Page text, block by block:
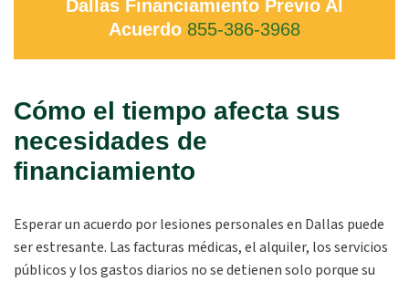
Dallas Financiamiento Previo Al
Acuerdo 855-386-3968
Cómo el tiempo afecta sus
necesidades de
financiamiento
Esperar un acuerdo por lesiones personales en Dallas puede
ser estresante. Las facturas médicas, el alquiler, los servicios
públicos y los gastos diarios no se detienen solo porque su